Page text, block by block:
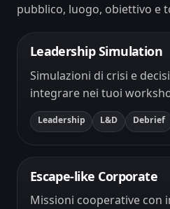
pubblico, luogo, obiettivo e
Leadership Simulation
Simulazioni di crisi e
integrare nei tuoi
Leadership L&D Debrief
Escape-like Corporate
Missioni cooperative con